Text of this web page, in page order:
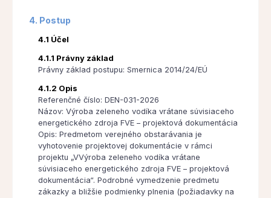
4. Postup
4.1 Účel
4.1.1 Právny základ
Právny základ postupu: Smernica 2014/24/EÚ
4.1.2 Opis
Referenčné číslo: DEN-031-2026
Názov: Výroba zeleneho vodíka vrátane súvisiaceho
energetického zdroja FVE – projektová dokumentácia
Opis: Predmetom verejného obstarávania je
vyhotovenie projektovej dokumentácie v rámci
projektu „VVýroba zeleneho vodíka vrátane
súvisiaceho energetického zdroja FVE – projektová
dokumentácia“. Podrobné vymedzenie predmetu
zákazky a bližšie podmienky plnenia (požiadavky na